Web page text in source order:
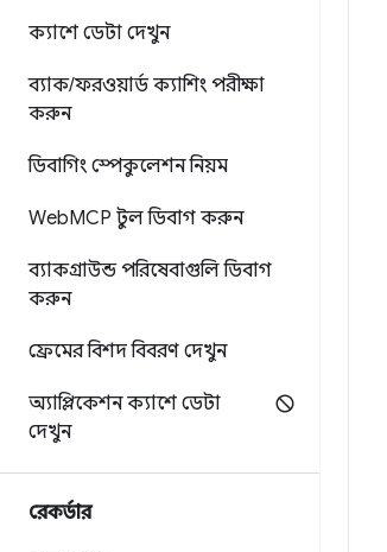
ক্যাশে ডেটা দেখুন
ব্যাক/ফরওয়ার্ড ক্যাশিং পরীক্ষা
করুন
ডিবাগিং স্পেকুলেশন নিয়ম
WebMCP টুল ডিবাগ করুন
ব্যাকগ্রাউন্ড পরিষেবাগুলি ডিবাগ
করুন
ফ্রেমের বিশদ বিবরণ দেখুন
অ্যাপ্লিকেশন ক্যাশে ডেটা
দেখুন
রেকর্ডার